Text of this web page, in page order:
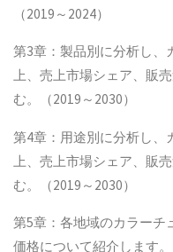
（2019～2024）
第3章：製品別に分析し、
上、売上市場シェア、販
む。（2019～2030）
第4章：用途別に分析し、
上、売上市場シェア、販
む。（2019～2030）
第5章：各地域のカラーチ
価格について紹介します